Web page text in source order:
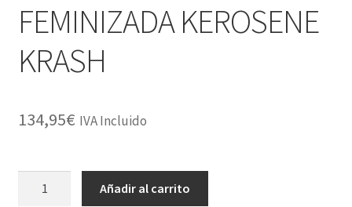
FEMINIZADA KEROSENE
KRASH
134,95€ IVA Incluido
Añadir al carrito